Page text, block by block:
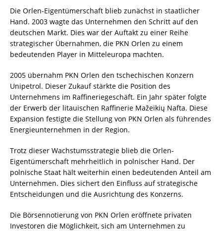
Die Orlen-Eigentümerschaft blieb zunächst in staatlicher
Hand. 2003 wagte das Unternehmen den Schritt auf den
deutschen Markt. Dies war der Auftakt zu einer Reihe
strategischer Übernahmen, die PKN Orlen zu einem
bedeutenden Player in Mitteleuropa machten.
2005 übernahm PKN Orlen den tschechischen Konzern
Unipetrol. Dieser Zukauf stärkte die Position des
Unternehmens im Raffineriegeschäft. Ein Jahr später folgte
der Erwerb der litauischen Raffinerie Mažeikių Nafta. Diese
Expansion festigte die Stellung von PKN Orlen als führendes
Energieunternehmen in der Region.
Trotz dieser Wachstumsstrategie blieb die Orlen-
Eigentümerschaft mehrheitlich in polnischer Hand. Der
polnische Staat hält weiterhin einen bedeutenden Anteil am
Unternehmen. Dies sichert den Einfluss auf strategische
Entscheidungen und die Ausrichtung des Konzerns.
Die Börsennotierung von PKN Orlen eröffnete privaten
Investoren die Möglichkeit, sich am Unternehmen zu